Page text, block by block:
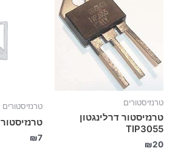
טרנזיסטורים
טרנזיסטור דרלינגטון
TIP3055
₪20
טרנזיסטורים
טרנזיסטור 2SA769
₪7